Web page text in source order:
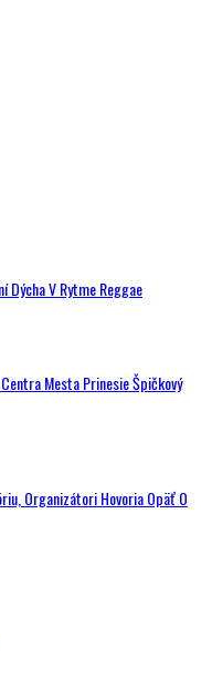
V Rytme Reggae
Mesta Prinesie Špičkový
Organizátori Hovoria Opäť O